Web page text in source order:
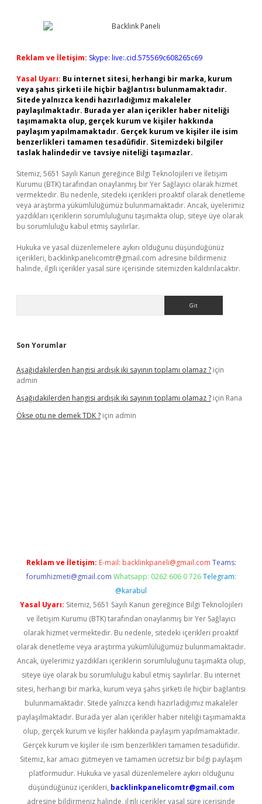
Reklam ve İletişim: Skype: live:.cid.575569c608265c69
Yasal Uyarı: Bu internet sitesi, herhangi bir marka, kurum
veya şahıs şirketi ile hiçbir bağlantısı bulunmamaktadır.
Sitede yalnızca kendi hazırladığımız makaleler
paylaşılmaktadır. Burada yer alan içerikler haber niteliği
taşımamakta olup, gerçek kurum ve kişiler hakkında
paylaşım yapılmamaktadır. Gerçek kurum ve kişiler ile isim
benzerlikleri tamamen tesadüfidir. Sitemizdeki bilgiler
taslak halindedir ve tavsiye niteliği taşımazlar.
Sitemiz, 5651 Sayılı Kanun gereğince Bilgi Teknolojileri ve İletişim
Kurumu (BTK) tarafından onaylanmış bir Yer Sağlayıcı olarak hizmet
vermektedir. Bu nedenle, sitedeki içerikleri proaktif olarak denetleme
veya araştırma yükümlülüğümüz bulunmamaktadır. Ancak, üyelerimiz
yazdıkları içeriklerin sorumluluğunu taşımakta olup, siteye üye olarak
bu sorumluluğu kabul etmiş sayılırlar.
Hukuka ve yasal düzenlemelere aykırı olduğunu düşündüğünüz
içerikleri, backlinkpanelicomtr@gmail.com adresine bildirmeniz
halinde, ilgili içerikler yasal süre içerisinde sitemizden kaldırılacaktır.
Son Yorumlar
Aşağıdakilerden hangisi ardışık iki sayının toplamı olamaz ? için
admin
Aşağıdakilerden hangisi ardışık iki sayının toplamı olamaz ? için Rana
Ökse otu ne demek TDK ? için admin
Reklam ve İletişim: E-mail: backlinkpaneli@gmail.com Teams:
forumhizmeti@gmail.com Whatsapp: 0262 606 0 726 Telegram:
@karabul
Yasal Uyarı: Sitemiz, 5651 Sayılı Kanun gereğince Bilgi Teknolojileri
ve İletişim Kurumu (BTK) tarafından onaylanmış bir Yer Sağlayıcı
olarak hizmet vermektedir. Bu nedenle, sitedeki içerikleri proaktif
olarak denetleme veya araştırma yükümlülüğümüz bulunmamaktadır.
Ancak, üyelerimiz yazdıkları içeriklerin sorumluluğunu taşımakta olup,
siteye üye olarak bu sorumluluğu kabul etmiş sayılırlar. Bu internet
sitesi, herhangi bir marka, kurum veya şahıs şirketi ile hiçbir bağlantısı
bulunmamaktadır. Sitede yalnızca kendi hazırladığımız makaleler
paylaşılmaktadır. Burada yer alan içerikler haber niteliği taşımamakta
olup, gerçek kurum ve kişiler hakkında paylaşım yapılmamaktadır.
Gerçek kurum ve kişiler ile isim benzerlikleri tamamen tesadüfidir.
Sitemiz, kar amacı gütmeyen ve tamamen ücretsiz bir bilgi paylaşım
platformudur. Hukuka ve yasal düzenlemelere aykırı olduğunu
düşündüğünüz içerikleri, backlinkpanelicomtr@gmail.com
adresine bildirmeniz halinde, ilgili içerikler yasal süre içerisinde